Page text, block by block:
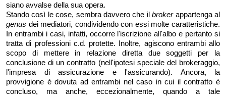
siano avvalse della sua opera.
Stando così le cose, sembra davvero che ilbrokerappartenga al
genus dei mediatori, condividendo con essi molte caratteristiche.
In entrambi i casi, infatti, occorre l'iscrizione all'albo e pertanto si
tratta di professioni c.d. protette. Inoltre, agiscono entrambi allo
scopo di mettere in relazione diretta due soggetti per la
conclusione di un contratto (nell'ipotesi speciale del brokeraggio,
l'impresa di assicurazione e l'assicurando). Ancora, la
provvigione è dovuta ad entrambi nel caso in cui il contratto è
concluso, ma anche, eccezionalmente, quando a tale